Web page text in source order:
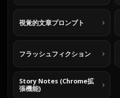
視覚的文章プロンプト
フラッシュフィクション
Story Notes (Chrome拡
張機能)